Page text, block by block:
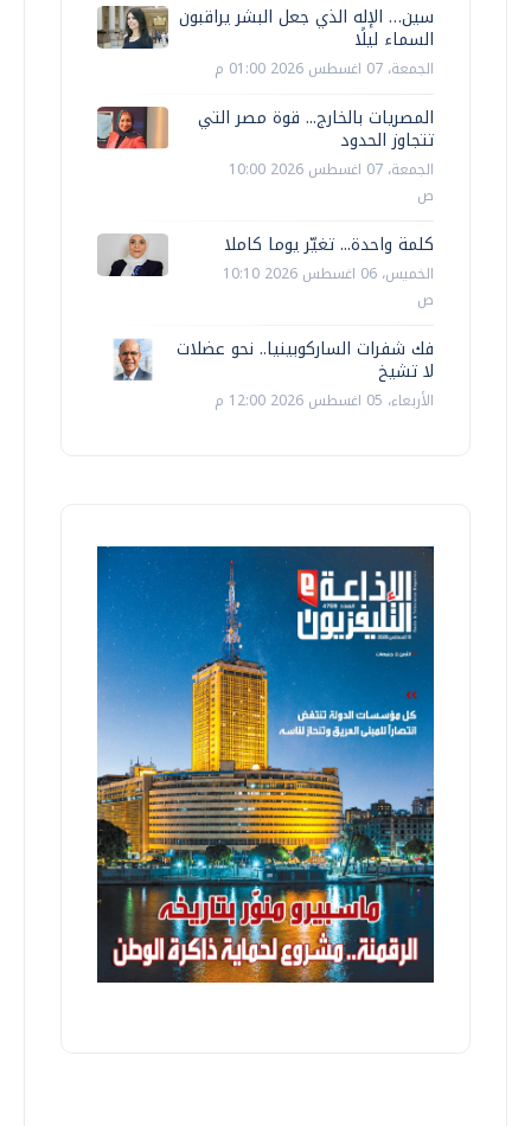
سين… الإله الذي جعل البشر يراقبون
السماء ليلًا
الجمعة، 07 اغسطس 2026 01:00 م
المصريات بالخارج... قوة مصر التي
تتجاوز الحدود
الجمعة، 07 اغسطس 2026 10:00
ص
كلمة واحدة... تغيّر يوما كاملا
الخميس، 06 اغسطس 2026 10:10
ص
فك شفرات الساركوبينيا.. نحو عضلات
لا تشيخ
الأربعاء، 05 اغسطس 2026 12:00 م